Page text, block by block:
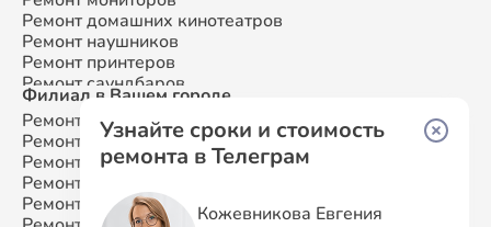
Ремонт домашних кинотеатров
Ремонт наушников
Ремонт принтеров
Ремонт саундбаров
Ремонт VR систем
Ремонт сабвуферов
Ремонт посудомоечных машин
Филиал в Вашем городе
Ремонт SamsungМосква
Ремонт SamsungСанкт-Петербург
Ремонт SamsungКраснодар
Ремонт Samsung
Ремонт Samsung Нижний Новгород
Узнайте сроки и стоимость
ремонта в Телеграм
Кожевникова Евгения